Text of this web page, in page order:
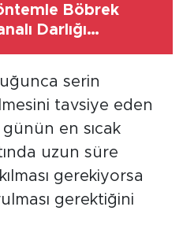
Böbrek
Darlığı
serin
tavsiye eden
en sıcak
uzun süre
gerekiyorsa
gerektiğini